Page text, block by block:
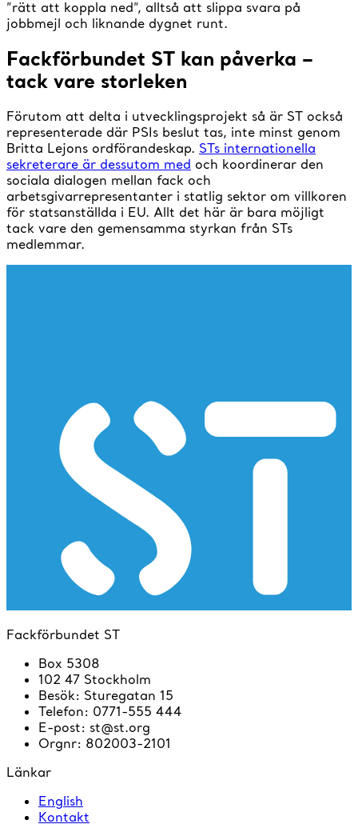
”rätt att koppla ned”, alltså att slippa svara på
jobbmejl och liknande dygnet runt.
Fackförbundet ST kan påverka –
tack vare storleken
Förutom att delta i utvecklingsprojekt så är ST också
representerade där PSIs beslut tas, inte minst genom
Britta Lejons ordförandeskap. STs internationella
sekreterare är dessutom med och koordinerar den
sociala dialogen mellan fack och
arbetsgivarrepresentanter i statlig sektor om villkoren
för statsanställda i EU. Allt det här är bara möjligt
tack vare den gemensamma styrkan från STs
medlemmar.
Fackförbundet ST
Box 5308
102 47 Stockholm
Besök: Sturegatan 15
Telefon: 0771-555 444
E-post: st@st.org
Orgnr: 802003-2101
Länkar
English
Kontakt